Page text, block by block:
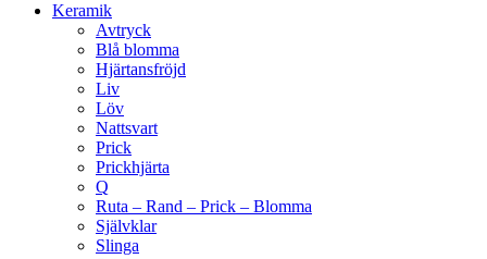
Keramik
Avtryck
Blå blomma
Hjärtansfröjd
Liv
Löv
Nattsvart
Prick
Prickhjärta
Q
Ruta – Rand – Prick – Blomma
Självklar
Slinga